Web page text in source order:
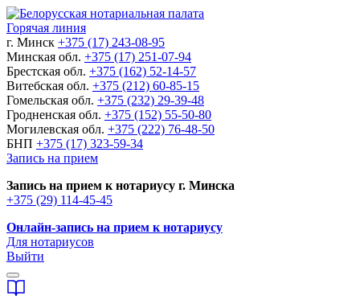
Горячая линия
г. Минск +375 (17) 243-08-95
Минская обл. +375 (17) 251-07-94
Брестская обл. +375 (162) 52-14-57
Витебская обл. +375 (212) 60-85-15
Гомельская обл. +375 (232) 29-39-48
Гродненская обл. +375 (152) 55-50-80
Могилевская обл. +375 (222) 76-48-50
БНП +375 (17) 323-59-34
Запись на прием
Запись на прием к нотариусу г. Минска
+375 (29) 114-45-45
Онлайн-запись на прием к нотариусу
Для нотариусов
Выйти